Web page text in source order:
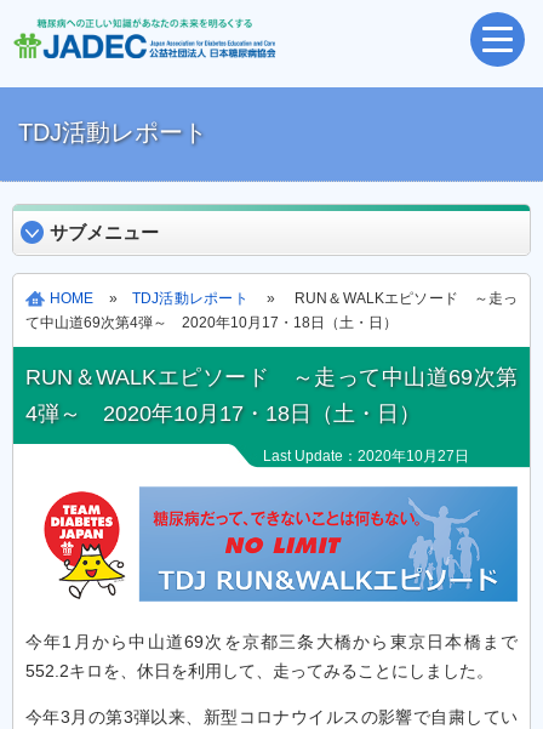
TDJ活動レポート
サブメニュー
HOME »TDJ活動レポート
» RUN＆WALKエピソード ～走っ
て中山道69次第4弾～ 2020年10月17・18日（土・日）
RUN＆WALKエピソード ～走って中山道69次第
4弾～ 2020年10月17・18日（土・日）
Last Update：2020年10月27日
今年1月から中山道69次を京都三条大橋から東京日本橋まで
552.2キロを、休日を利用して、走ってみることにしました。
今年3月の第3弾以来、新型コロナウイルスの影響で自粛してい